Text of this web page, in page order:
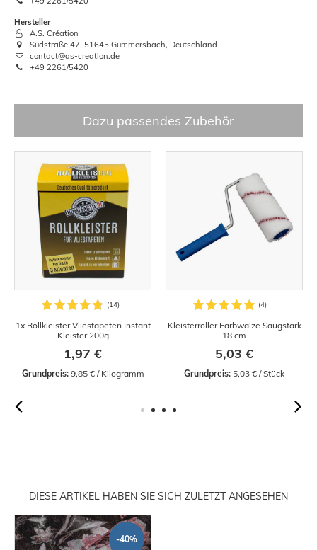
Hersteller
A.S. Création
Südstraße 47, 51645 Gummersbach, Deutschland
contact@as-creation.de
+49 2261/5420
Dazu passendes Zubehör
1x Rollkleister Vliestapeten Instant
Kleister 200g
1,97 €
Grundpreis: 9,85 € / Kilogramm
Kleisterroller Farbwalze Saugstark
18 cm
5,03 €
Grundpreis: 5,03 € / Stück
DIESE ARTIKEL HABEN SIE SICH ZULETZT ANGESEHEN
-40%